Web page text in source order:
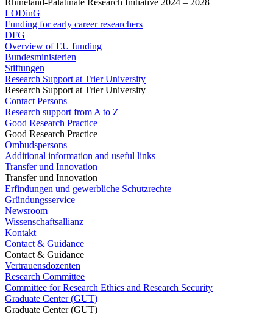
Rhineland-Palatinate Research Initiative 2024 – 2028
LODinG
Funding for early career researchers
DFG
Overview of EU funding
Bundesministerien
Stiftungen
Research Support at Trier University
Research Support at Trier University
Contact Persons
Research support from A to Z
Good Research Practice
Good Research Practice
Ombudspersons
Additional information and useful links
Transfer und Innovation
Transfer und Innovation
Erfindungen und gewerbliche Schutzrechte
Gründungsservice
Newsroom
Wissenschaftsallianz
Kontakt
Contact & Guidance
Contact & Guidance
Vertrauensdozenten
Research Committee
Committee for Research Ethics and Research Security
Graduate Center (GUT)
Graduate Center (GUT)